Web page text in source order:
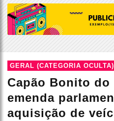
GERAL (CATEGORIA OCULTA)
Capão Bonito do
emenda
aquisição de